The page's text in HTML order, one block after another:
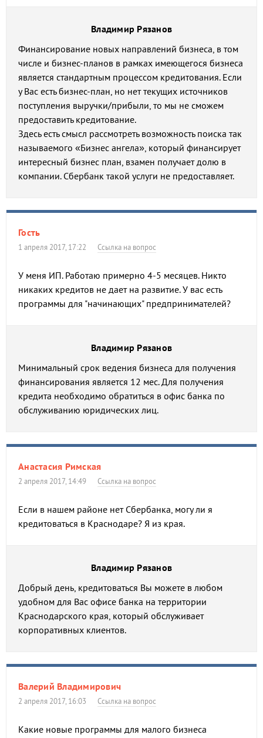
Владимир Рязанов
Финансирование новых направлений бизнеса, в том
числе и бизнес-планов в рамках имеющегося бизнеса
является стандартным процессом кредитования. Если
у Вас есть бизнес-план, но нет текущих источников
поступления выручки/прибыли, то мы не сможем
предоставить кредитование.
Здесь есть смысл рассмотреть возможность поиска так
называемого «Бизнес ангела», который финансирует
интересный бизнес план, взамен получает долю в
компании. Сбербанк такой услуги не предоставляет.
Гость
1 апреля 2017, 17:22 Ссылка на вопрос
У меня ИП. Работаю примерно 4-5 месяцев. Никто
никаких кредитов не дает на развитие. У вас есть
программы для "начинающих" предпринимателей?
Владимир Рязанов
Минимальный срок ведения бизнеса для получения
финансирования является 12 мес. Для получения
кредита необходимо обратиться в офис банка по
обслуживанию юридических лиц.
Анастасия Римская
2 апреля 2017, 14:49 Ссылка на вопрос
Если в нашем районе нет Сбербанка, могу ли я
кредитоваться в Краснодаре? Я из края.
Владимир Рязанов
Добрый день, кредитоваться Вы можете в любом
удобном для Вас офисе банка на территории
Краснодарского края, который обслуживает
корпоративных клиентов.
Валерий Владимирович
2 апреля 2017, 16:03 Ссылка на вопрос
Какие новые программы для малого бизнеса